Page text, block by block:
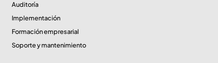
Auditoría
Implementación
Formación empresarial
Soporte y mantenimiento